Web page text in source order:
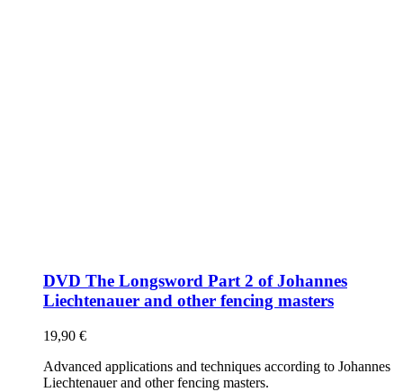
DVD The Longsword Part 2 of Johannes
Liechtenauer and other fencing masters
19,90 €
Advanced applications and techniques according to Johannes
Liechtenauer and other fencing masters.